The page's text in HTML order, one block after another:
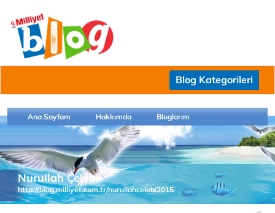
Blog Kategorileri
Ana Sayfam Hakkımda Bloglarım
Nurullah Çelebi
http://blog.milliyet.com.tr/nurullahcelebi2015